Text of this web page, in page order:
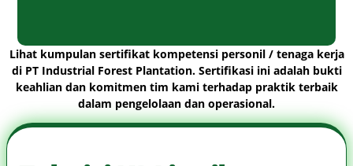
Lihat kumpulan sertifikat kompetensi personil / tenaga kerja
di PT Industrial Forest Plantation. Sertifikasi ini adalah bukti
keahlian dan komitmen tim kami terhadap praktik terbaik
dalam pengelolaan dan operasional.